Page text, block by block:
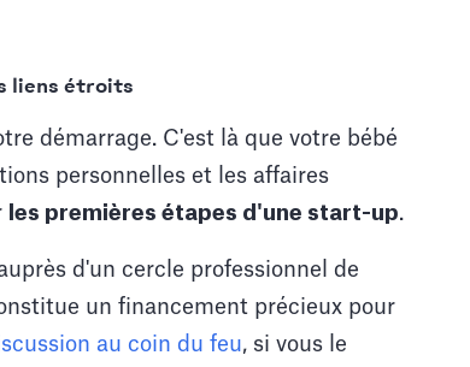
liens étroits
démarrage. C'est là que votre bébé
personnelles et les affaires
les premières étapes d'une start-up.
d'un cercle professionnel de
un financement précieux pour
au coin du feu, si vous le